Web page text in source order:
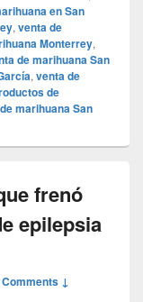
en San
, venta de
Monterrey,
de marihuana San
, venta de
de
marihuana San
frenó
epilepsia
↓